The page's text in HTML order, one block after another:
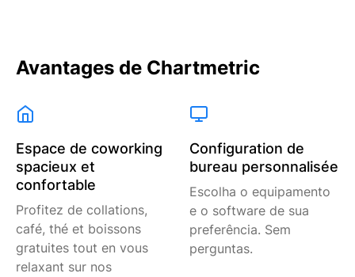
Avantages de Chartmetric
Espace de coworking
spacieux et
confortable
Profitez de collations,
café, thé et boissons
gratuites tout en vous
relaxant sur nos
Configuration de
bureau personnalisée
Escolha o equipamento
e o software de sua
preferência. Sem
perguntas.